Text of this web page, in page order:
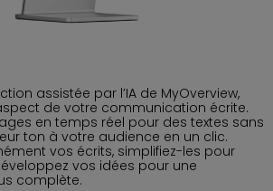
assistée par l’IA de MyOverview,
de votre communication écrite.
en temps réel pour des textes sans
ton à votre audience en un clic.
vos écrits, simplifiez-les pour
vos idées pour une
complète.